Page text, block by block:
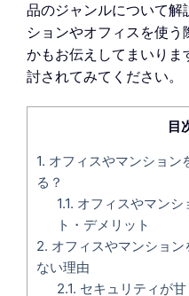
品のジャンルについて解
ションやオフィスを使
かもお伝えしてまいりま
討されてみてください。
目
1. オフィスやマンション
る？
1.1. オフィスやマンシ
ト・デメリット
2. オフィスやマンショ
ない理由
2.1. セキュリティが